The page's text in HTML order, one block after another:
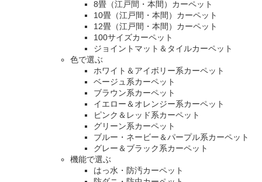
8畳（江戸間・本間）カーペット
10畳（江戸間・本間）カーペット
12畳（江戸間・本間）カーペット
100サイズカーペット
ジョイントマット＆タイルカーペット
色で選ぶ
ホワイト＆アイボリー系カーペット
ベージュ系カーペット
ブラウン系カーペット
イエロー＆オレンジー系カーペット
ピンク＆レッド系カーペット
グリーン系カーペット
ブルー・ネービー＆パープル系カーペット
グレー＆ブラック系カーペット
機能で選ぶ
はっ水・防汚カーペット